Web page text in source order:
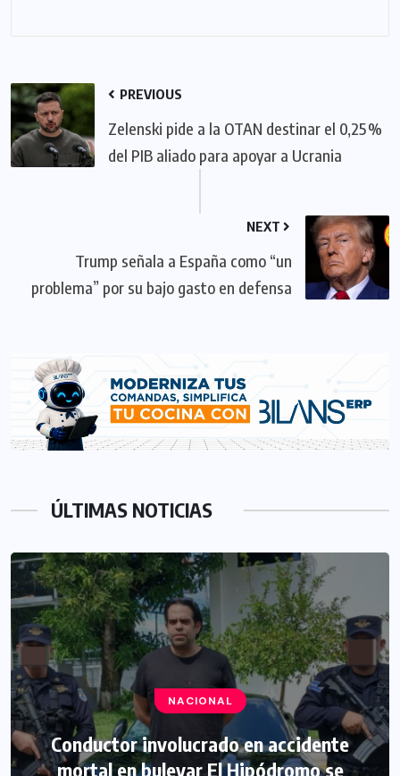
PREVIOUS
Zelenski pide a la OTAN destinar el 0,25 %
del PIB aliado para apoyar a Ucrania
NEXT
Trump señala a España como “un
problema” por su bajo gasto en defensa
ÚLTIMAS NOTICIAS
NACIONAL
Conductor involucrado en accidente
mortal en bulevar El Hipódromo se